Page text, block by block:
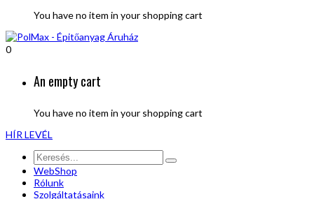
You have no item in your shopping cart
0
An empty cart
You have no item in your shopping cart
HÍR LEVÉL
WebShop
Rólunk
Szolgáltatásaink